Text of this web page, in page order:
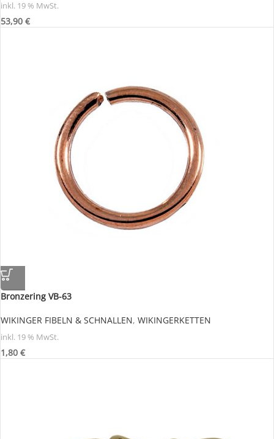
inkl. 19 % MwSt.
53,90 €
Bronzering VB-63
WIKINGER FIBELN & SCHNALLEN, WIKINGERKETTEN
inkl. 19 % MwSt.
1,80 €